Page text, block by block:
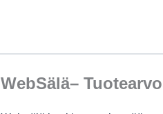
WebSälä–